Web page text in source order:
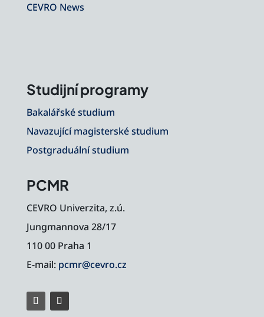
CEVRO News
Studijní programy
Bakalářské studium
Navazující magisterské studium
Postgraduální studium
PCMR
CEVRO Univerzita, z.ú.
Jungmannova 28/17
110 00 Praha 1
E-mail: pcmr@cevro.cz